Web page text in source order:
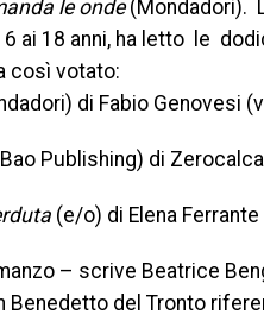
le onde(Mondadori).
ai 18 anni, ha letto le
così votato:
di Fabio Genovesi
Publishing) di
(e/o) di Elena
– scrive Beatrice
Benedetto del Tronto